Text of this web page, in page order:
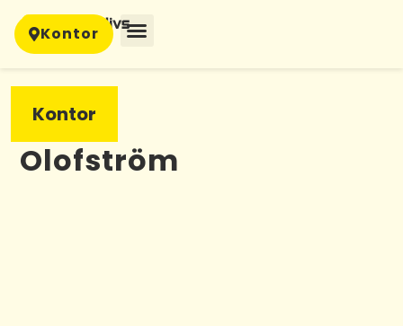
Kontor
Kontor
Olofström